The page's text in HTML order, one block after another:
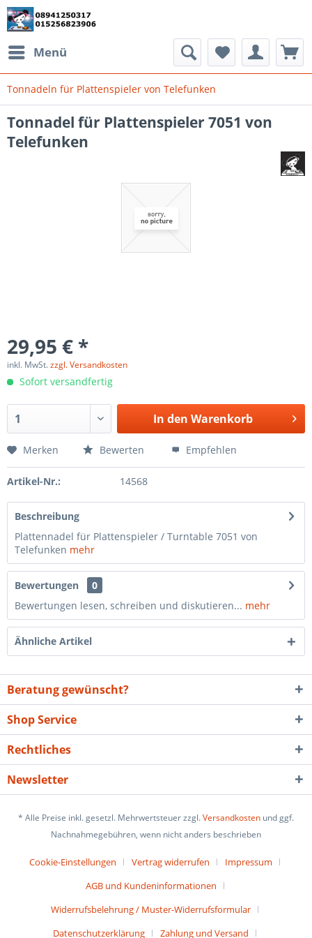
Menü
Tonnadeln für Plattenspieler von Telefunken
Tonnadel für Plattenspieler 7051 von
Telefunken
29,95 € *
inkl. MwSt.zzgl. Versandkosten
Sofort versandfertig
In den Warenkorb
Merken Bewerten Empfehlen
Artikel-Nr.: 14568
Beschreibung
Plattennadel für Plattenspieler / Turntable 7051 von
Telefunken mehr
Bewertungen
0
Bewertungen lesen, schreiben und diskutieren... mehr
Ähnliche Artikel
Beratung gewünscht?
Shop Service
Rechtliches
Newsletter
* Alle Preise inkl. gesetzl. Mehrwertsteuer zzgl.Versandkosten und ggf.
Nachnahmegebühren, wenn nicht anders beschrieben
Cookie-Einstellungen Vertrag widerrufen
Impressum
AGB und Kundeninformationen
Widerrufsbelehrung / Muster-Widerrufsformular
Datenschutzerklärung
Zahlung und Versand